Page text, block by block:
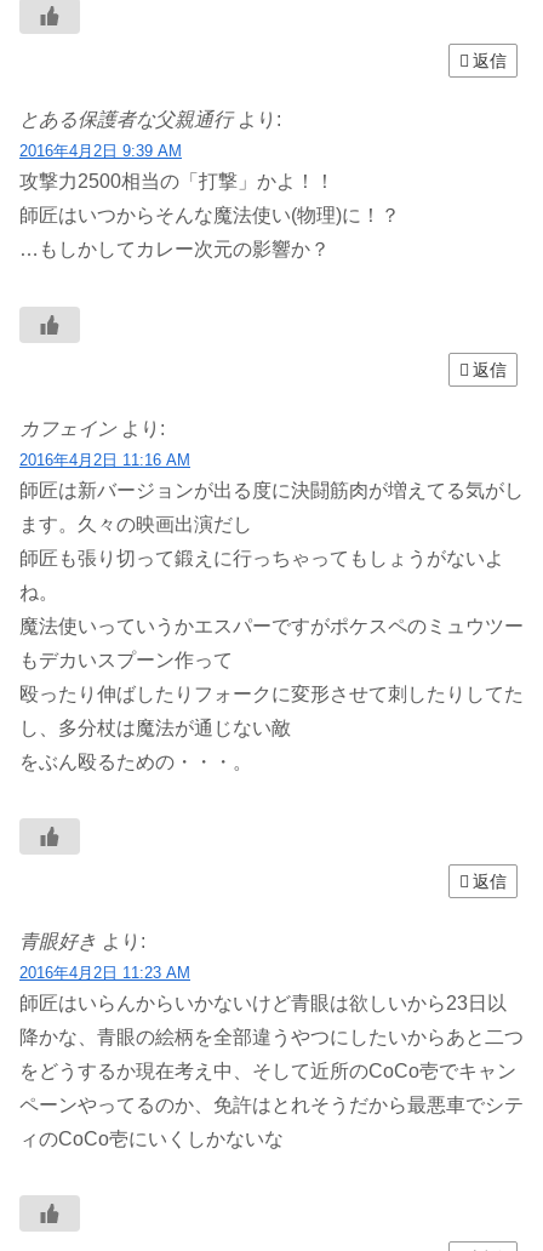
返信
とある保護者な父親通行 より:
2016年4月2日 9:39 AM
攻撃力2500相当の「打撃」かよ！！
師匠はいつからそんな魔法使い(物理)に！？
…もしかしてカレー次元の影響か？
返信
カフェイン より:
2016年4月2日 11:16 AM
師匠は新バージョンが出る度に決闘筋肉が増えてる気がし
ます。久々の映画出演だし
師匠も張り切って鍛えに行っちゃってもしょうがないよ
ね。
魔法使いっていうかエスパーですがポケスペのミュウツー
もデカいスプーン作って
殴ったり伸ばしたりフォークに変形させて刺したりしてた
し、多分杖は魔法が通じない敵
をぶん殴るための・・・。
返信
青眼好き より:
2016年4月2日 11:23 AM
師匠はいらんからいかないけど青眼は欲しいから23日以
降かな、青眼の絵柄を全部違うやつにしたいからあと二つ
をどうするか現在考え中、そして近所のCoCo壱でキャン
ペーンやってるのか、免許はとれそうだから最悪車でシテ
ィのCoCo壱にいくしかないな